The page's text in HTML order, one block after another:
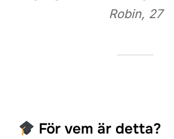
Robin, 27
För vem är detta?